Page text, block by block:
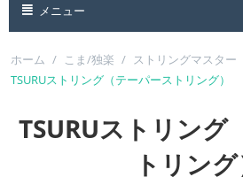
メニュー
ホーム / こま/独楽 / ストリングマスター
TSURUストリング（テーパーストリング）
TSURUストリング
トリング